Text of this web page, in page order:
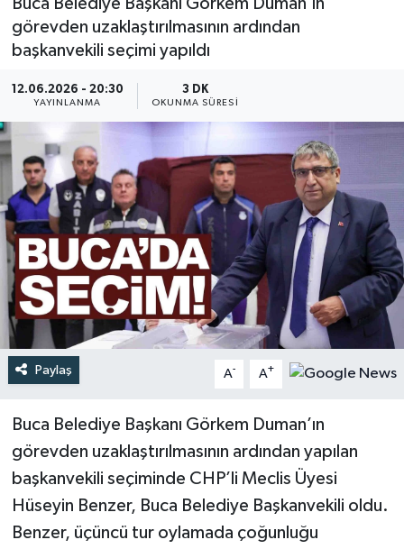
görevden uzaklaştırılmasının ardından
başkanvekili seçimi yapıldı
12.06.2026 - 20:30
YAYINLANMA
3 DK
OKUNMA SÜRESI
Paylaş A- A+
Buca Belediye Başkanı Görkem Duman’ın
görevden uzaklaştırılmasının ardından yapılan
başkanvekili seçiminde CHP’li Meclis Üyesi
Hüseyin Benzer, Buca Belediye Başkanvekili oldu.
Benzer, üçüncü tur oylamada çoğunluğu
Resmi İlan
Spor
Türkiye
Yaşam
Son Dakika Haberleri